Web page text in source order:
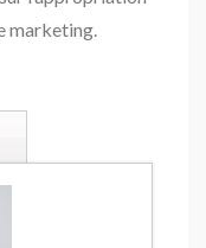
marketing.